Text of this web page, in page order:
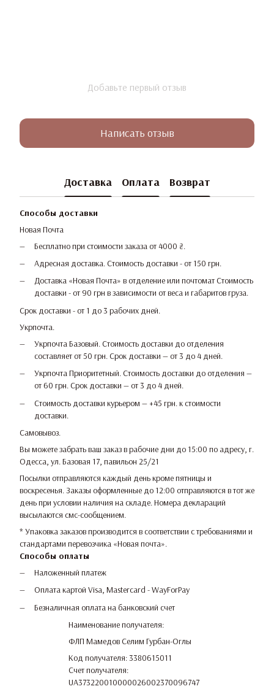
Добавьте первый отзыв
Написать отзыв
Доставка Оплата Возврат
Способы доставки
Новая Почта
Бесплатно при стоимости заказа от 4000 ₴.
Адресная доставка. Стоимость доставки - от 150 грн.
Доставка «Новая Почта» в отделение или почтомат Стоимость
доставки - от 90 грн в зависимости от веса и габаритов груза.
Срок доставки - от 1 до 3 рабочих дней.
Укрпочта.
Укрпочта Базовый. Стоимость доставки до отделения
составляет от 50 грн. Срок доставки — от 3 до 4 дней.
Укрпочта Приоритетный. Стоимость доставки до отделения —
от 60 грн. Срок доставки — от 3 до 4 дней.
Стоимость доставки курьером — +45 грн. к стоимости
доставки.
Самовывоз.
Вы можете забрать ваш заказ в рабочие дни до 15:00 по адресу, г.
Одесса, ул. Базовая 17, павильон 25/21
Посылки отправляются каждый день кроме пятницы и
воскресенья. Заказы оформленные до 12:00 отправляются в тот же
день при условии наличия на складе. Номера деклараций
высылаются смс-сообщением.
* Упаковка заказов производится в соответствии с требованиями и
стандартами перевозчика «Новая почта».
Способы оплаты
Наложенный платеж
Оплата картой Visa, Mastercard - WayForPay
Безналичная оплата на банковский счет
Наименование получателя:
ФЛП Мамедов Селим Гурбан-Оглы
Код получателя: 3380615011
Счет получателя:
UA373220010000026002370096747